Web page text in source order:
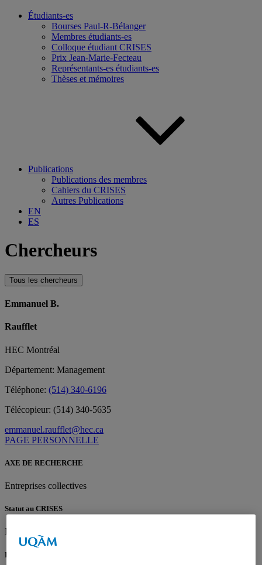
Étudiants-es
Bourses Paul-R-Bélanger
Membres étudiants-es
Colloque étudiant CRISES
Prix Jean-Marie-Fecteau
Représentants-es étudiants-es
Thèses et mémoires
Publications
Publications des membres
Cahiers du CRISES
Autres Publications
EN
ES
Chercheurs
Tous les chercheurs
Emmanuel B.
Raufflet
HEC Montréal
Département: Management
Téléphone: (514) 340-6196
Télécopieur: (514) 340-5635
emmanuel.raufflet@hec.ca
PAGE PERSONNELLE
AXE DE RECHERCHE
Entreprises collectives
Statut au CRISES
Membre régulier
Domaines d'expertise